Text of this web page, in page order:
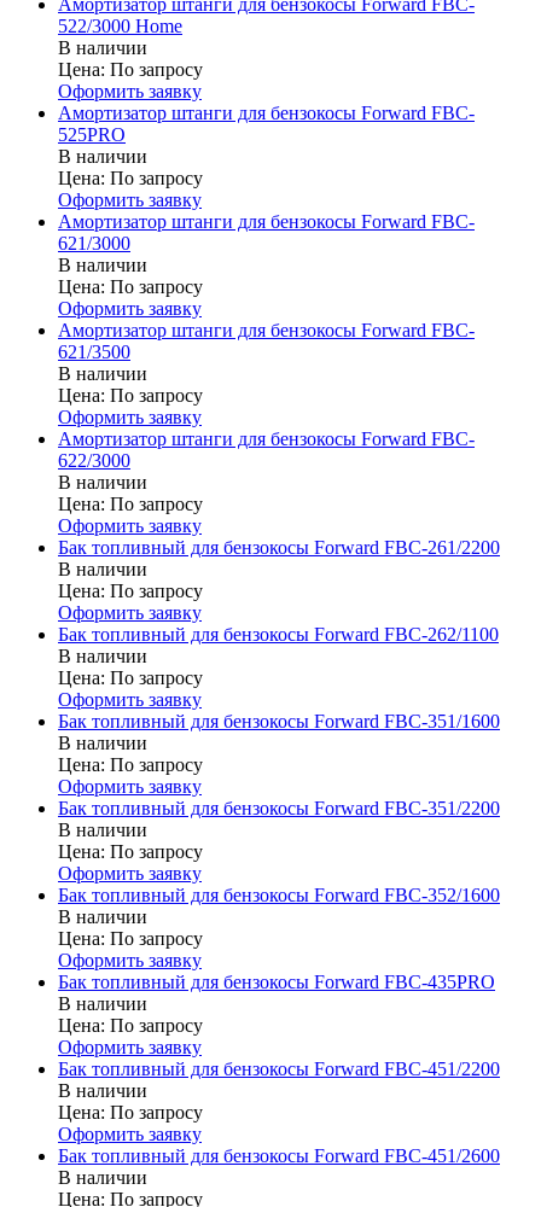
522/3000 Home
В наличии
Цена: По запросу
Оформить заявку
Амортизатор штанги для бензокосы Forward FBC-
525PRO
В наличии
Цена: По запросу
Оформить заявку
Амортизатор штанги для бензокосы Forward FBC-
621/3000
В наличии
Цена: По запросу
Оформить заявку
Амортизатор штанги для бензокосы Forward FBC-
621/3500
В наличии
Цена: По запросу
Оформить заявку
Амортизатор штанги для бензокосы Forward FBC-
622/3000
В наличии
Цена: По запросу
Оформить заявку
Бак топливный для бензокосы Forward FBC-261/2200
В наличии
Цена: По запросу
Оформить заявку
Бак топливный для бензокосы Forward FBC-262/1100
В наличии
Цена: По запросу
Оформить заявку
Бак топливный для бензокосы Forward FBC-351/1600
В наличии
Цена: По запросу
Оформить заявку
Бак топливный для бензокосы Forward FBC-351/2200
В наличии
Цена: По запросу
Оформить заявку
Бак топливный для бензокосы Forward FBC-352/1600
В наличии
Цена: По запросу
Оформить заявку
Бак топливный для бензокосы Forward FBC-435PRO
В наличии
Цена: По запросу
Оформить заявку
Бак топливный для бензокосы Forward FBC-451/2200
В наличии
Цена: По запросу
Оформить заявку
Бак топливный для бензокосы Forward FBC-451/2600
В наличии
Цена: По запросу